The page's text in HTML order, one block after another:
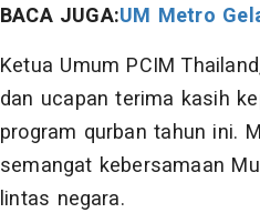
BACA JUGA:UM Metro
Ketua Umum PCIM
dan ucapan terima kasih
program qurban tahun ini.
semangat kebersamaan
lintas negara.